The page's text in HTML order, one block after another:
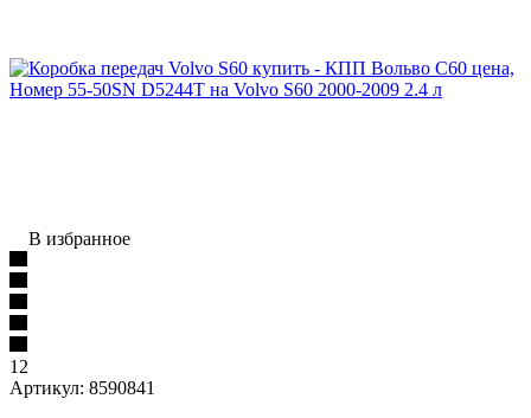
В избранное
12
Артикул: 8590841